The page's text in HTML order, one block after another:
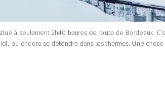
à seulement 2h40 heures de route de Bordeaux.
ou encore se détendre dans les thermes. Une